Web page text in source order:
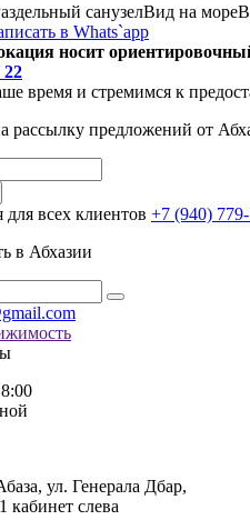
санузелВид на море
в Whats`app
носит
22
время и стремимся к
рассылку предложений от
всех клиентов +7 (940)
в Абхазии
ул. Генерала Дбар,
кабинет слева